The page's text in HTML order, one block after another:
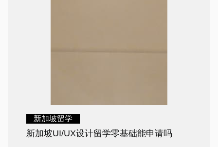
新加坡留学
新加坡UI/UX设计留学零基础能申请吗